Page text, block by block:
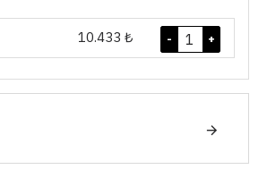
10.433 ₺ +
-